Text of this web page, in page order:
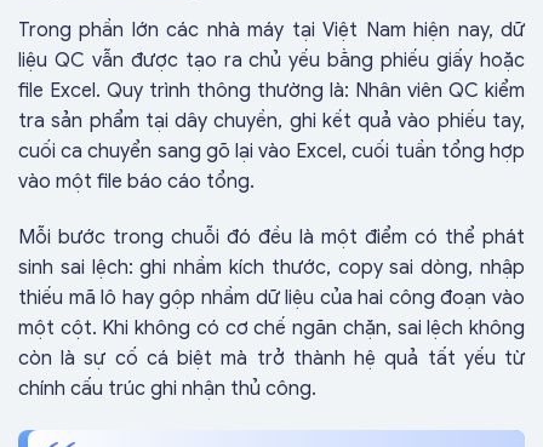
Trong phần lớn các nhà máy tại Việt Nam hiện nay, dữ
liệu QC vẫn được tạo ra chủ yếu bằng phiếu giấy hoặc
file Excel. Quy trình thông thường là: Nhân viên QC kiểm
tra sản phẩm tại dây chuyền, ghi kết quả vào phiếu tay,
cuối ca chuyển sang gõ lại vào Excel, cuối tuần tổng hợp
vào một file báo cáo tổng.
Mỗi bước trong chuỗi đó đều là một điểm có thể phát
sinh sai lệch: ghi nhầm kích thước, copy sai dòng, nhập
thiếu mã lô hay gộp nhầm dữ liệu của hai công đoạn vào
một cột. Khi không có cơ chế ngăn chặn, sai lệch không
còn là sự cố cá biệt mà trở thành hệ quả tất yếu từ
chính cấu trúc ghi nhận thủ công.